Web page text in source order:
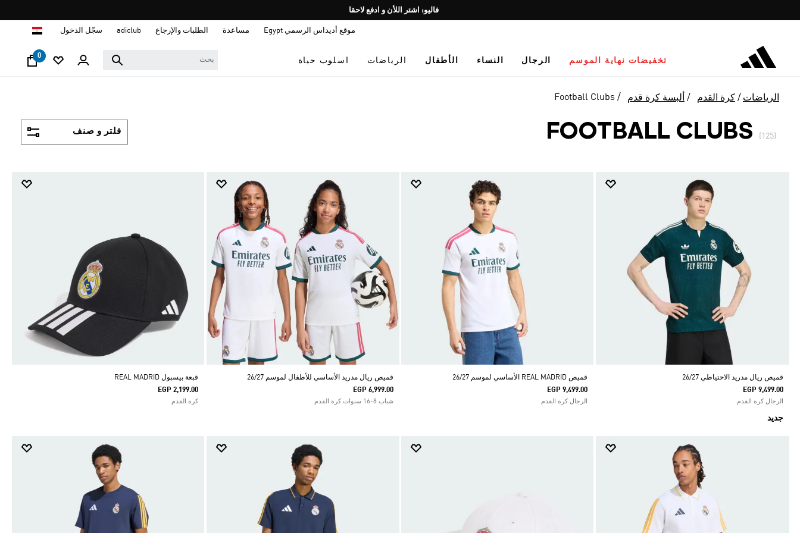
Pause
promotion
موقع أديداس الرسمي Egypt مساعدة الطلبات والإرجاع adiclub سجّل الدخول
تخفيضات نهاية الموسم الرجال النساء الأطفال الرياضات اسلوب حياة
0
الرياضات كرة القدم ألبسة كرة قدم Football Clubs
FOOTBALL CLUBS (125) فلتر و صنف
قميص ريال مدريد الاحتياطي 26/27
EGP 9,499.00
الرجال كرة القدم
جديد
قميص REAL MADRID الأساسي لموسم 26/27
EGP 9,499.00
الرجال كرة القدم
قميص ريال مدريد الأساسي للأطفال لموسم 26/27
EGP 6,999.00
شباب 8-16 سنوات كرة القدم
قبعة بيسبول REAL MADRID
EGP 2,199.00
كرة القدم